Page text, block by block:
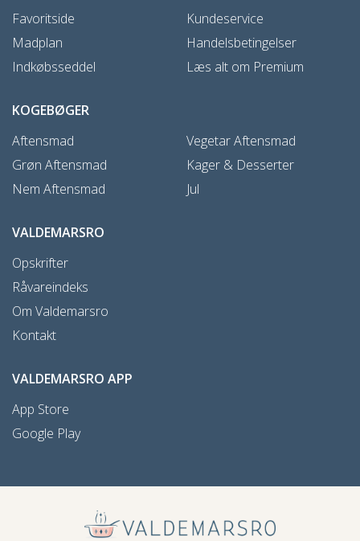
Favoritside
Madplan
Indkøbsseddel
Kundeservice
Handelsbetingelser
Læs alt om Premium
KOGEBØGER
Aftensmad
Grøn Aftensmad
Nem Aftensmad
Vegetar Aftensmad
Kager & Desserter
Jul
VALDEMARSRO
Opskrifter
Råvareindeks
Om Valdemarsro
Kontakt
VALDEMARSRO APP
App Store
Google Play